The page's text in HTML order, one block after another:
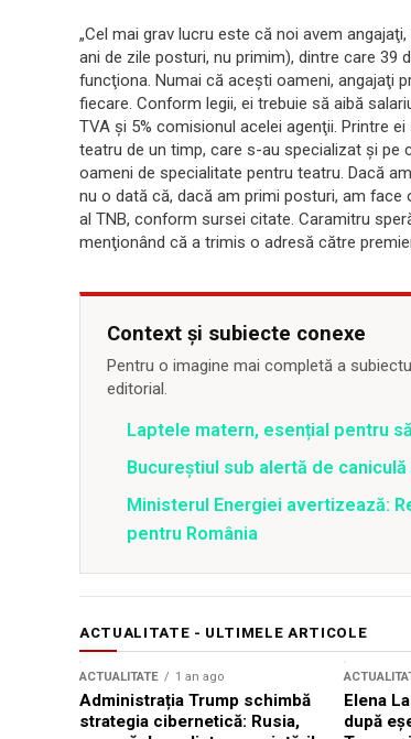
„Cel mai grav lucru este că noi avem
ani de zile posturi, nu primim), dintre care
funcţiona. Numai că aceşti oameni, angajaţi
fiecare. Conform legii, ei trebuie să aibă
TVA şi 5% comisionul acelei agenţii. Printre
teatru de un timp, care s-au specializat şi pe
oameni de specialitate pentru teatru. Dacă
nu o dată că, dacă am primi posturi, am face
al TNB, conform sursei citate. Caramitru
menţionând că a trimis o adresă către
Context și subiecte conexe
Pentru o imagine mai completă a
editorial.
Laptele matern, esențial pentru
Bucureștiul sub alertă de
Ministerul Energiei avertizează:
pentru România
ACTUALITATE - ULTIMELE ARTICOLE
ACTUALITATE 1 an ago
Administrația Trump schimbă
strategia cibernetică: Rusia,
Elena
după